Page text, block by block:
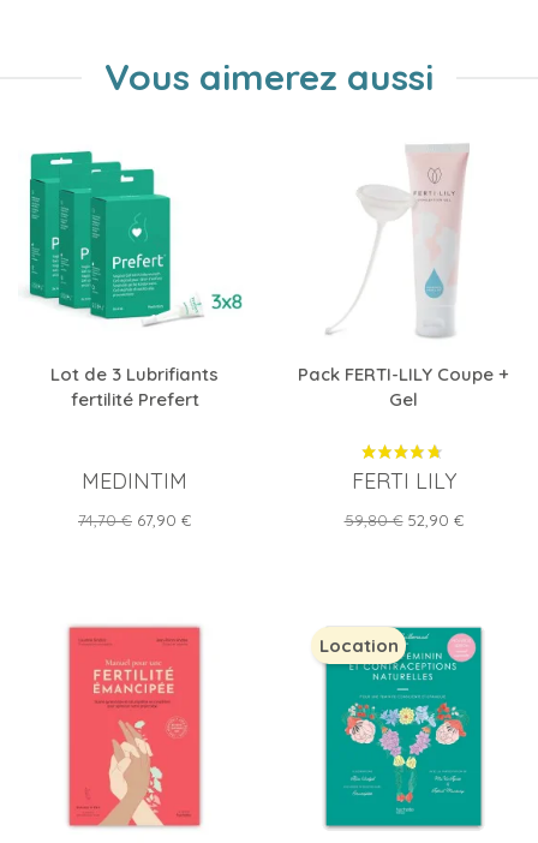
Vous aimerez aussi
Lot de 3 Lubrifiants
fertilité Prefert
MEDINTIM
Prix
74,70 € Prix
67,90 €
Pack FERTI-LILY Coupe +
Gel
FERTI LILY
Prix
59,80 € Prix
52,90 €
Location